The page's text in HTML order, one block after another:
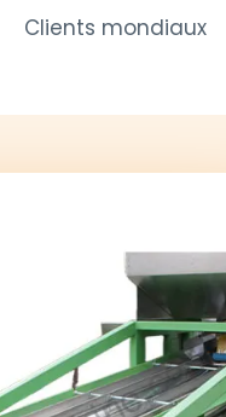
Clients mondiaux